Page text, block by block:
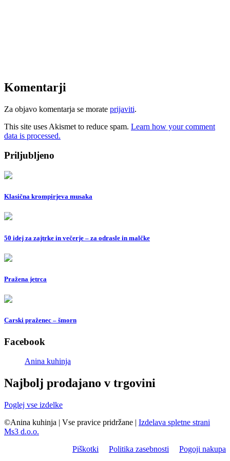
Komentarji
Za objavo komentarja se morate prijaviti.
This site uses Akismet to reduce spam. Learn how your comment
data is processed.
Priljubljeno
Klasična krompirjeva musaka
50 idej za zajtrke in večerje – za odrasle in malčke
Pražena jetrca
Carski praženec – šmorn
Facebook
Anina kuhinja
Najbolj prodajano v trgovini
Poglej vse izdelke
©Anina kuhinja | Vse pravice pridržane | Izdelava spletne strani
Ms3 d.o.o.
Piškotki
Politika zasebnosti Pogoji nakupa